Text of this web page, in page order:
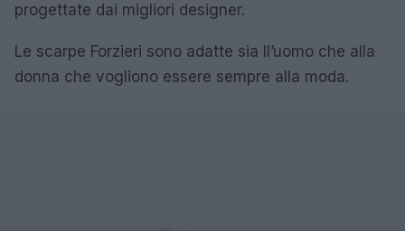
progettate dai migliori designer.
Le scarpe Forzieri sono adatte sia ll’uomo che alla
donna che vogliono essere sempre alla moda.